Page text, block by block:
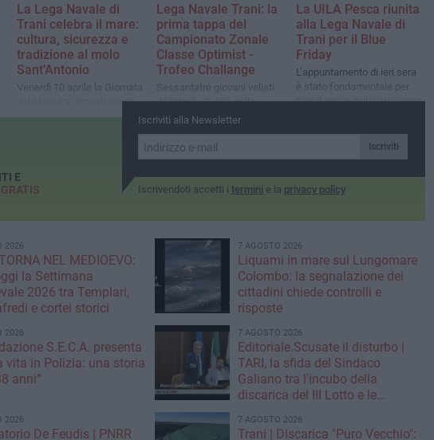
La Lega Navale di
Trani celebra il mare:
cultura, sicurezza e
tradizione al molo
Sant’Antonio
Venerdì 10 aprile la Giornata
del Mare tra dimostrazioni,
rilascio di tartarughe e
Lega Navale Trani: la
prima tappa del
Campionato Zonale
Classe Optimist -
Trofeo Challange
Sessantatré giovani velisti
da tutta la Puglia nelle
acque del porto per una
La UILA Pesca riunita
alla Lega Navale di
Trani per il Blue
Friday
L’appuntamento di ieri sera
è stato fondamentale per
fare il punto della situazione
Iscriviti alla Newsletter
Iscriviti
Iscrivendoti accetti i termini e la privacy policy
E
GRATIS
2026
NEL MEDIOEVO:
la Settimana
2026 tra Templari,
e cortei storici
7 AGOSTO 2026
Liquami in mare sul Lungomare
Colombo: la segnalazione dei
cittadini chiede controlli e
risposte
2026
S.E.C.A. presenta
vita in Polizia: una storia
anni”
7 AGOSTO 2026
Editoriale.Scusate il disturbo |
TARI, la sfida del Sindaco
Galiano tra l'incubo della
discarica del III Lotto e le
rifiuti
2026
De Feudis | PNRR
7 AGOSTO 2026
Trani | Discarica "Puro Vecchio":